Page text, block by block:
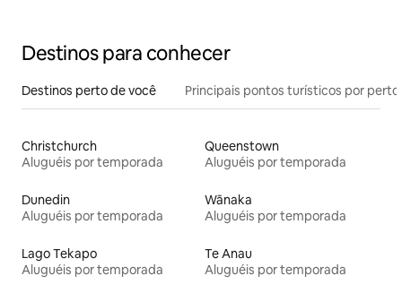
Destinos para conhecer
Destinos perto de você Principais pontos turísticos por perto
Christchurch
Aluguéis por temporada
Queenstown
Aluguéis por temporada
Dunedin
Aluguéis por temporada
Wānaka
Aluguéis por temporada
Lago Tekapo
Aluguéis por temporada
Te Anau
Aluguéis por temporada